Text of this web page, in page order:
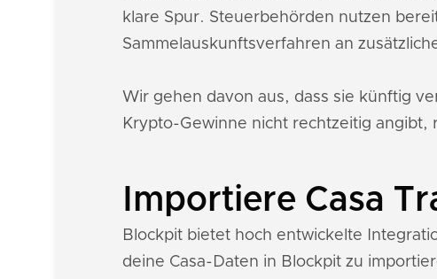
klare Spur. Steuerbehörden nutzen
Sammelauskunftsverfahren an
Wir gehen davon aus, dass sie künftig
Krypto-Gewinne nicht rechtzeitig angibt,
Importiere Casa
Blockpit bietet hoch entwickelte
deine Casa-Daten in Blockpit zu